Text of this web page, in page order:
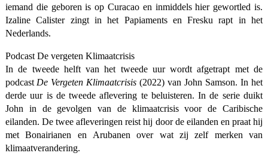
iemand die geboren is op Curacao en inmiddels hier gewortled is.
Izaline Calister zingt in het Papiaments en Fresku rapt in het
Nederlands.
Podcast De vergeten Klimaatcrisis
In de tweede helft van het tweede uur wordt afgetrapt met de
podcastDe Vergeten Klimaatcrisis (2022) van John Samson. In het
derde uur is de tweede aflevering te beluisteren. In de serie duikt
John in de gevolgen van de klimaatcrisis voor de Caribische
eilanden. De twee afleveringen reist hij door de eilanden en praat hij
met Bonairianen en Arubanen over wat zij zelf merken van
klimaatverandering.